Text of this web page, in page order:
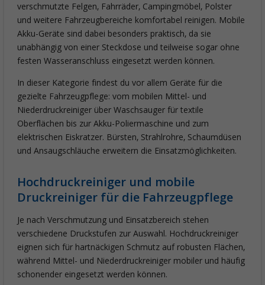
verschmutzte Felgen, Fahrräder, Campingmöbel, Polster
und weitere Fahrzeugbereiche komfortabel reinigen. Mobile
Akku-Geräte sind dabei besonders praktisch, da sie
unabhängig von einer Steckdose und teilweise sogar ohne
festen Wasseranschluss eingesetzt werden können.
In dieser Kategorie findest du vor allem Geräte für die
gezielte Fahrzeugpflege: vom mobilen Mittel- und
Niederdruckreiniger über Waschsauger für textile
Oberflächen bis zur Akku-Poliermaschine und zum
elektrischen Eiskratzer. Bürsten, Strahlrohre, Schaumdüsen
und Ansaugschläuche erweitern die Einsatzmöglichkeiten.
Hochdruckreiniger und mobile
Druckreiniger für die Fahrzeugpflege
Je nach Verschmutzung und Einsatzbereich stehen
verschiedene Druckstufen zur Auswahl. Hochdruckreiniger
eignen sich für hartnäckigen Schmutz auf robusten Flächen,
während Mittel- und Niederdruckreiniger mobiler und häufig
schonender eingesetzt werden können.